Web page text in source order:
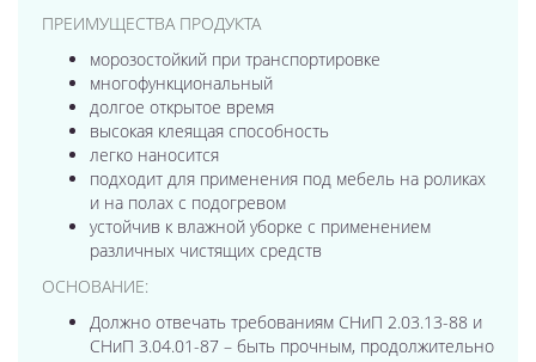
ПРЕИМУЩЕСТВА ПРОДУКТА
морозостойкий при транспортировке
многофункциональный
долгое открытое время
высокая клеящая способность
легко наносится
подходит для применения под мебель на роликах
и на полах с подогревом
устойчив к влажной уборке с применением
различных чистящих средств
ОСНОВАНИЕ:
Должно отвечать требованиям СНиП 2.03.13-88 и
СНиП 3.04.01-87 – быть прочным, продолжительно